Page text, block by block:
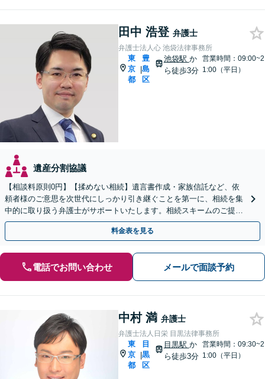
田中 浩登 弁護士
弁護士法人心 池袋法律事務所
東
京
都
|
豊
島
区
池袋駅 か
ら徒歩3分
営業時間：09:00~2
1:00（平日）
遺産分割協議
【相談料原則0円】【揉めない相続】遺言書作成・家族信託など、依
頼者様のご意思を次世代にしっかり引き継ぐことを第一に、相続を集
中的に取り扱う弁護士がサポートいたします。相続スキームのご提案
から遺言執行まで責任を持って対応させていただきます。
料金表を見る
電話でお問い合わせ メールで面談予約
中村 満 弁護士
弁護士法人日栄 目黒法律事務所
東
京
都
|
目
黒
区
目黒駅 か
ら徒歩3分
営業時間：09:30~2
1:00（平日）